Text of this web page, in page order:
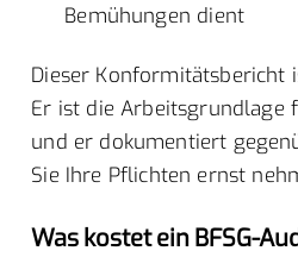
Bemühungen dient
Dieser
Er ist die Arbeitsgrundlage
und er dokumentiert
Sie Ihre Pflichten ernst
Was kostet ein BFSG-